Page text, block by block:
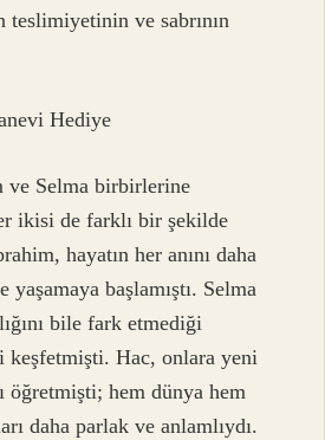
teslimiyetinin ve sabrının
Hediye
ve Selma birbirlerine
ikisi de farklı bir şekilde
hayatın her anını daha
yaşamaya başlamıştı. Selma
bile fark etmediği
keşfetmişti. Hac, onlara yeni
öğretmişti; hem dünya hem
daha parlak ve anlamlıydı.